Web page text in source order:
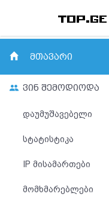
რეიტინგი
(მთავარი)
კითხვა-
პასუხი
ავტორიზაცია
მთავარი
ვინ შემოდიოდა
დაუმუშავებელი
სტატისტიკა
IP მისამართები
მომხმარებლები